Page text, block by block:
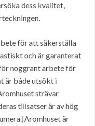
dess kvalitet,
för att säkerställa
och är garanterat
noggrant arbete för
är både utsökt i
strävar
tillsatser är av hög
är